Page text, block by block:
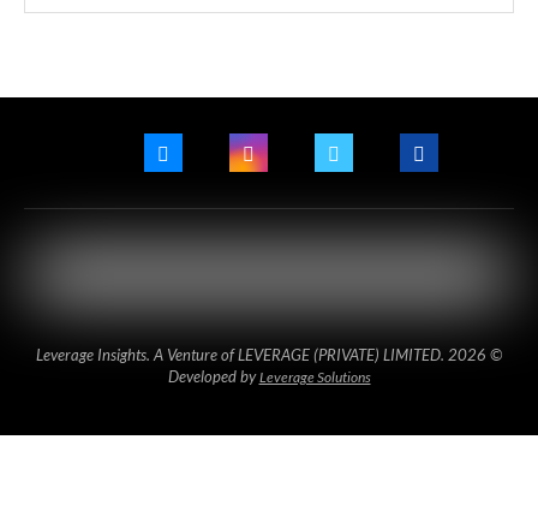
© 2026 Leverage Insights. A Venture of LEVERAGE (PRIVATE) LIMITED.
Developed byLeverage Solutions